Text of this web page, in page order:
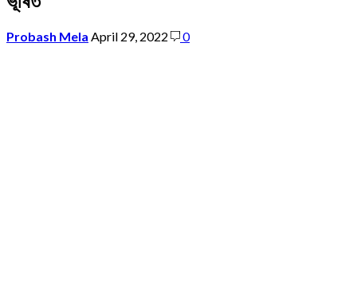
Probash Mela April 29, 2022 0